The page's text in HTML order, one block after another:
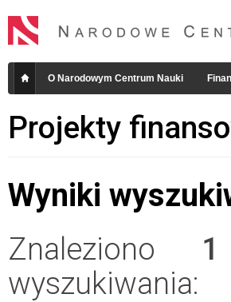
O Narodowym Centrum Nauki
Projekty
Wyniki
Znaleziono 1
wyszukiwania: